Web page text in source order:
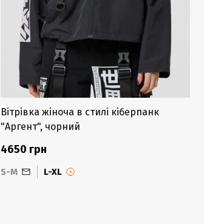
Вітрівка жіноча в стилі кіберпанк
"Аргент", чорний
4650 грн
S-M L-XL